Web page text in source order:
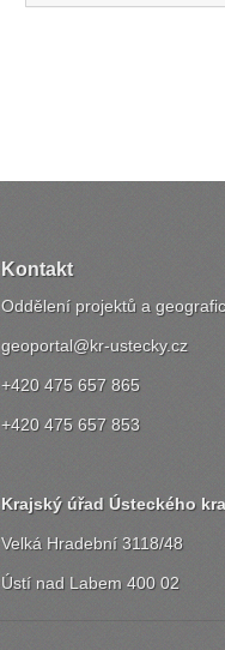
Kontakt
Oddělení projektů a
geoportal@kr-ustecky.cz
+420 475 657 865
+420 475 657 853
Krajský úřad Ústeckého
Velká Hradební 3118/48
Ústí nad Labem 400 02